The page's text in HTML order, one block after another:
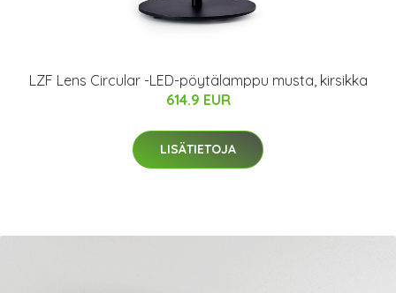
LZF Lens Circular -LED-pöytälamppu musta, kirsikka
614.9 EUR
LISÄTIETOJA